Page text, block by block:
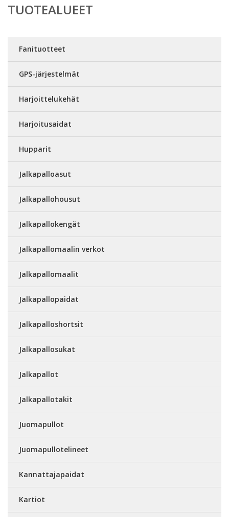
TUOTEALUEET
Fanituotteet
GPS-järjestelmät
Harjoittelukehät
Harjoitusaidat
Hupparit
Jalkapalloasut
Jalkapallohousut
Jalkapallokengät
Jalkapallomaalin verkot
Jalkapallomaalit
Jalkapallopaidat
Jalkapalloshortsit
Jalkapallosukat
Jalkapallot
Jalkapallotakit
Juomapullot
Juomapullotelineet
Kannattajapaidat
Kartiot